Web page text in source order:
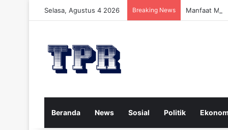
Selasa, Agustus 4 2026 Breaking News Manfaat
Beranda News Sosial Politik